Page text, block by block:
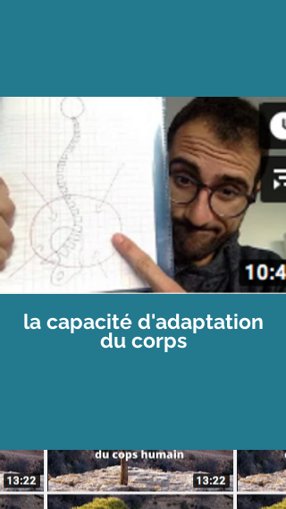
la capacité d'adaptation
du corps